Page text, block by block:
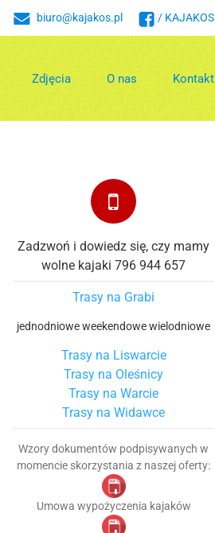
biuro@kajakos.pl / KAJAKOS
Zdjęcia O nas Kontakt
Zadzwoń i dowiedz się, czy mamy
wolne kajaki 796 944 657
Trasy na Grabi
jednodnioweweekendowewielodniowe
Trasy na Liswarcie
Trasy na Oleśnicy
Trasy na Warcie
Trasy na Widawce
Wzory dokumentów podpisywanych w
momencie skorzystania z naszej oferty:
Umowa wypożyczenia kajaków